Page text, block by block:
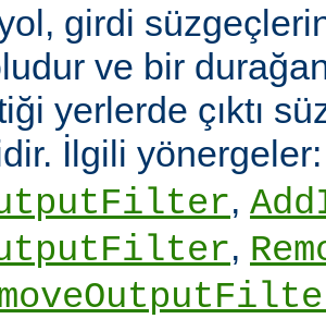
girdi
ve bir
yerlerde çıktı
İlgili
,
,